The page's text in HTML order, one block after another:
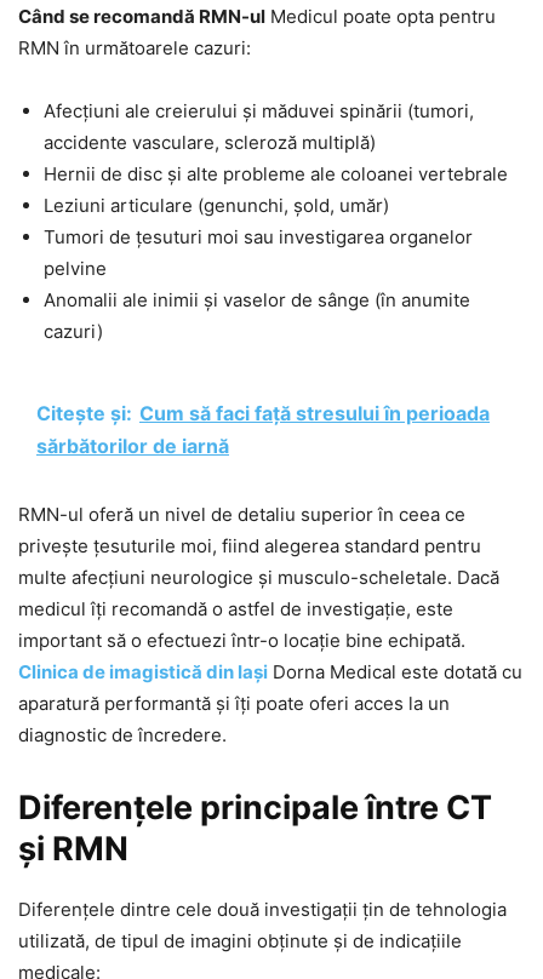
Când se recomandă RMN-ul Medicul poate opta pentru
RMN în următoarele cazuri:
Afecțiuni ale creierului și măduvei spinării (tumori,
accidente vasculare, scleroză multiplă)
Hernii de disc și alte probleme ale coloanei vertebrale
Leziuni articulare (genunchi, șold, umăr)
Tumori de țesuturi moi sau investigarea organelor
pelvine
Anomalii ale inimii și vaselor de sânge (în anumite
cazuri)
Citește și: Cum să faci față stresului în perioada
sărbătorilor de iarnă
RMN-ul oferă un nivel de detaliu superior în ceea ce
privește țesuturile moi, fiind alegerea standard pentru
multe afecțiuni neurologice și musculo-scheletale. Dacă
medicul îți recomandă o astfel de investigație, este
important să o efectuezi într-o locație bine echipată.
Clinica de imagistică din Iași Dorna Medical este dotată cu
aparatură performantă și îți poate oferi acces la un
diagnostic de încredere.
Diferențele principale între CT
și RMN
Diferențele dintre cele două investigații țin de tehnologia
utilizată, de tipul de imagini obținute și de indicațiile
medicale: